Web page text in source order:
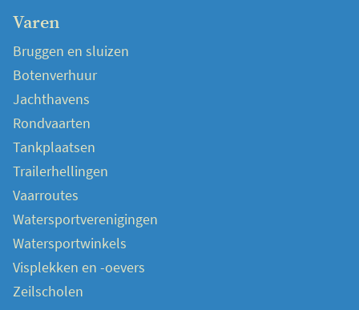
Varen
Bruggen en sluizen
Botenverhuur
Jachthavens
Rondvaarten
Tankplaatsen
Trailerhellingen
Vaarroutes
Watersportverenigingen
Watersportwinkels
Visplekken en -oevers
Zeilscholen